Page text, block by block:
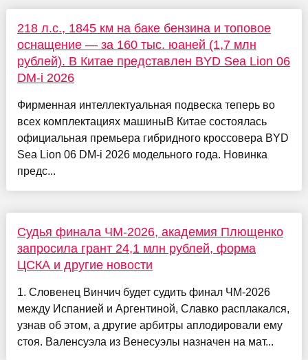
218 л.с., 1845 км на баке бензина и топовое
оснащение — за 160 тыс. юаней (1,7 млн
рублей). В Китае представлен BYD Sea Lion 06
DM-i 2026
Фирменная интеллектуальная подвеска теперь во
всех комплектациях машиныВ Китае состоялась
официальная премьера гибридного кроссовера BYD
Sea Lion 06 DM-i 2026 модельного года. Новинка
предс...
Судья финала ЧМ-2026, академия Плющенко
запросила грант 24,1 млн рублей, форма
ЦСКА и другие новости
1. Словенец Винчич будет судить финал ЧМ-2026
между Испанией и Аргентиной, Славко расплакался,
узнав об этом, а другие арбитры аплодировали ему
стоя. Валенсуэла из Венесуэлы назначен на мат...